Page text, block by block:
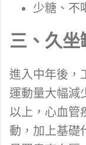
少糖、不
三、久坐
進入中年後，
運動量大幅減
以上，心血管
動，加上基礎